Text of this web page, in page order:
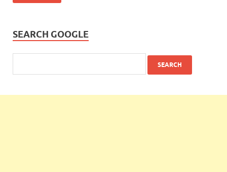
SEARCH GOOGLE